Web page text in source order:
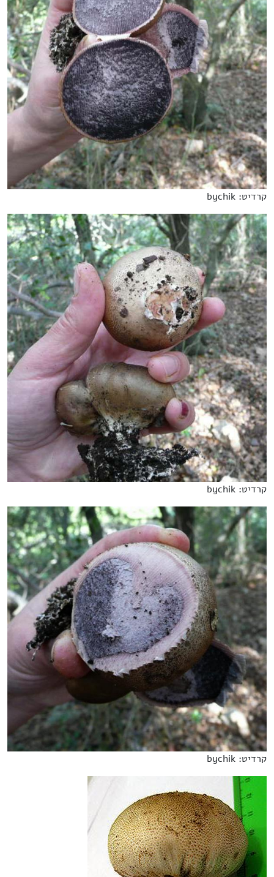
קרדיט: bychik
קרדיט: bychik
קרדיט: bychik